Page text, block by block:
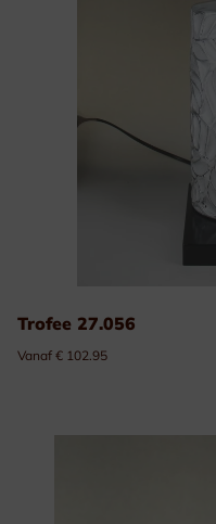
Trofee 27.056
Vanaf € 102.95